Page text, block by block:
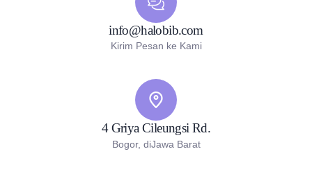
info@halobib.com
Kirim Pesan ke Kami
4 Griya Cileungsi Rd.
Bogor, diJawa Barat